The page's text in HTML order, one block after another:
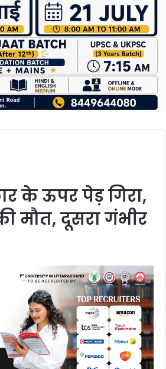
के ऊपर पेड़ गिरा,
मौत, दूसरा गंभीर